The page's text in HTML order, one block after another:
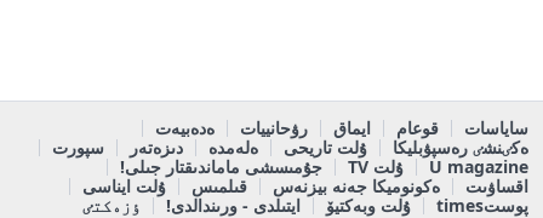
ساياسات قوعام ايماق رۋحانييات
ەدەبيەت
ەكٸنشٸ رەسپۋبليكا
ۇلت تاريحى ەلەمدە دىزەتەر
سپورت
U magazine
ۇلت TV
جۇمىسشى ماماندىقتار جىلى!
اقساۋىت
ەكونوميكا جەنە بيزنەس قىلمىس
ۇلت ايناسى
پوستtimes
ۇلت وبەكتيۆ ايتىلدى - ورىندالدى! ٶزەكتٸ